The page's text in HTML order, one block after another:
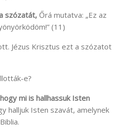
szózatát, Őrá mutatva: „Ez az
(11)
Jézus Krisztus ezt a szózatot
e?
mi is hallhassuk Isten
halljuk Isten szavát, amelynek